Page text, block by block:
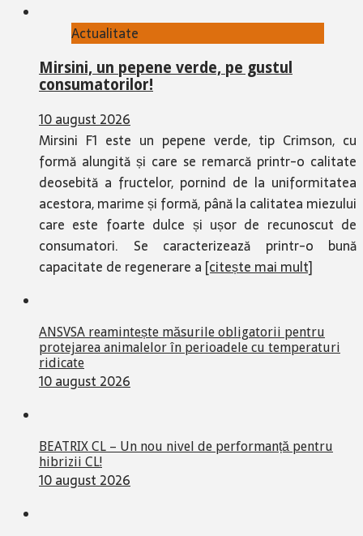
Actualitate
Mirsini, un pepene verde, pe gustul
consumatorilor!
10 august 2026
Mirsini F1 este un pepene verde, tip Crimson, cu
formă alungită și care se remarcă printr-o calitate
deosebită a fructelor, pornind de la uniformitatea
acestora, marime și formă, până la calitatea miezului
care este foarte dulce și ușor de recunoscut de
consumatori. Se caracterizează printr-o bună
capacitate de regenerare a [citește mai mult]
ANSVSA reamintește măsurile obligatorii pentru
protejarea animalelor în perioadele cu temperaturi
ridicate
10 august 2026
BEATRIX CL – Un nou nivel de performanță pentru
hibrizii CL!
10 august 2026